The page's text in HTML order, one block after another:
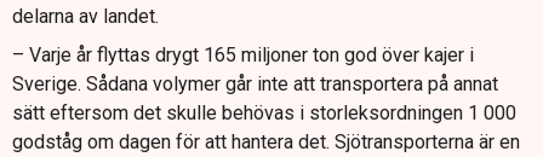
delarna av landet.
– Varje år flyttas drygt 165 miljoner ton god över kajer i
Sverige. Sådana volymer går inte att transportera på annat
sätt eftersom det skulle behövas i storleksordningen 1 000
godståg om dagen för att hantera det. Sjötransporterna är en